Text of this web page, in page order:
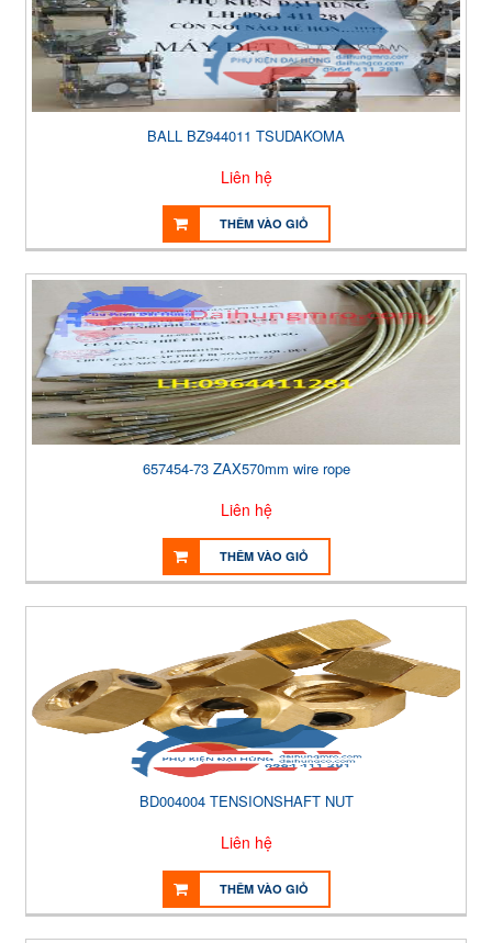
BALL BZ944011 TSUDAKOMA
Liên hệ
THÊM VÀO GIỎ
657454-73 ZAX570mm wire rope
Liên hệ
THÊM VÀO GIỎ
BD004004 TENSIONSHAFT NUT
Liên hệ
THÊM VÀO GIỎ